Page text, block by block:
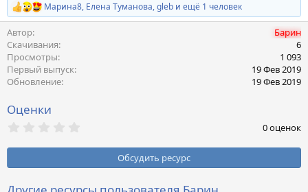
Р
е
а
к
ц
и
и
:
Марина8, Елена Туманова,gleb и ещё 1 человек
Автор
Барин
Скачивания
6
Просмотры
1 093
Первый выпуск
19 Фев 2019
Обновление
19 Фев 2019
Оценки
0
з
ё
0 оценок
Обсудить ресурс